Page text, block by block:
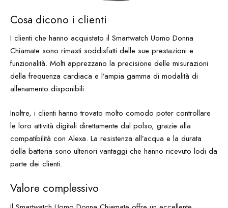
Cosa dicono i clienti
I clienti che hanno acquistato il Smartwatch Uomo Donna
Chiamate sono rimasti soddisfatti delle sue prestazioni e
funzionalità. Molti apprezzano la precisione delle misurazioni
della frequenza cardiaca e l’ampia gamma di modalità di
allenamento disponibili.
Inoltre, i clienti hanno trovato molto comodo poter controllare
le loro attività digitali direttamente dal polso, grazie alla
compatibilità con Alexa. La resistenza all’acqua e la durata
della batteria sono ulteriori vantaggi che hanno ricevuto lodi da
parte dei clienti.
Valore complessivo